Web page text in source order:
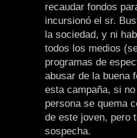
recaudar fondos
incursionó el sr.
la sociedad, y ni
todos los medios
programas de
abusar de la buena
esta campaña, si
persona se quema
de este joven, pero
sospecha.